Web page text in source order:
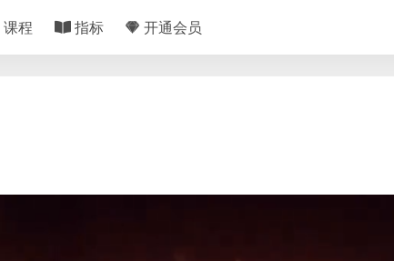
课程 指标 开通会员